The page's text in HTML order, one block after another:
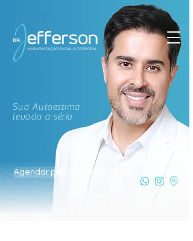
Sua Autoestima
levada a sério
Agendar procedimento